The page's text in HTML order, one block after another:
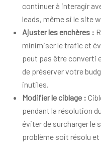
continuer à interagir
leads, même si le site
Ajuster les enchères :
minimiser le trafic et
peut pas être converti
de préserver votre
inutiles.
Modifier le ciblage :
pendant la résolution
éviter de surcharger le
problème soit résolu